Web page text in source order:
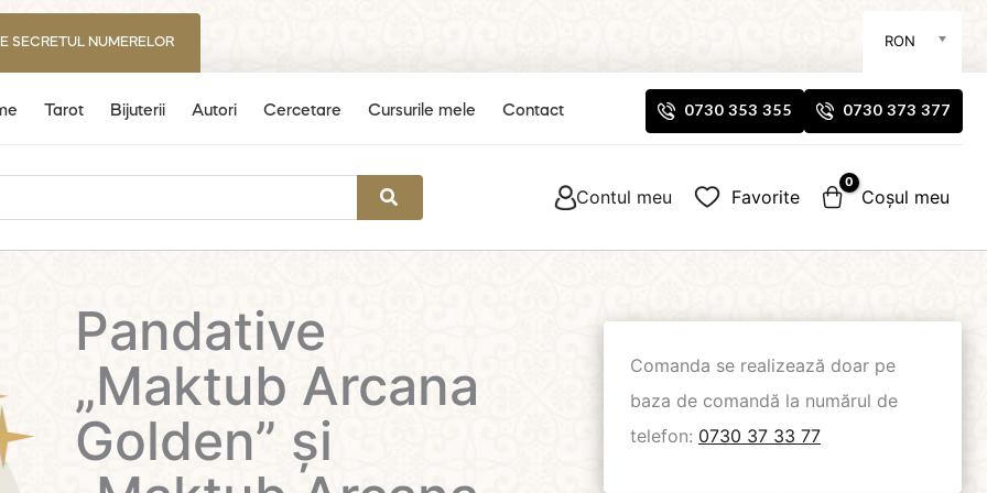
SECRETUL NUMERELOR RON
Tarot Bijuterii Autori Cercetare Cursurile mele Contact 0730 353 355 0730 373 377
Contul meu Favorite Coșul meu
Pandative
„Maktub Arcana
Golden” și
Comanda se realizează doar pe
baza de comandă la numărul de
telefon: 0730 37 33 77